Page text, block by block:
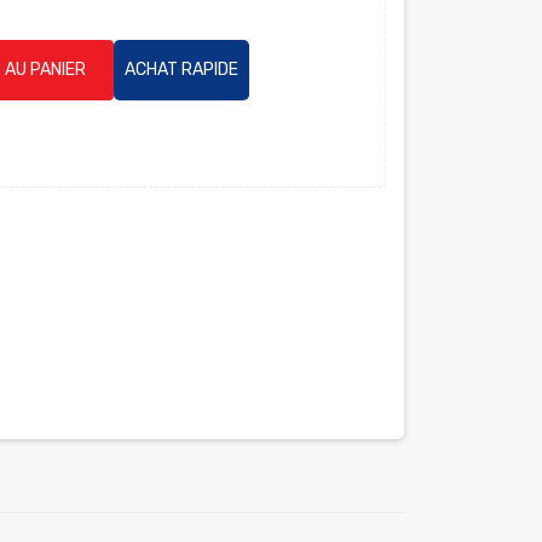
PANIER ACHAT RAPIDE